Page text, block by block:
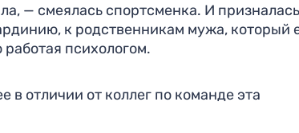
— смеялась спортсменка. И
к родственникам мужа, который
психологом.
отличии от коллег по команде эта